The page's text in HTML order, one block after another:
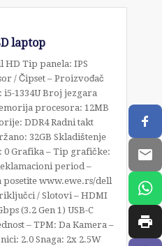
laptop
HD Tip panela: IPS
/ Čipset – Proizvođač
i5-1334U Broj jezgara
procesora: 12MB
DDR4 Radni takt
32GB Skladištenje
0 Grafika – Tip grafičke:
period –
posetite www.ewe.rs/dell
/ Slotovi – HDMI
(3.2 Gen 1) USB-C
– TPM: Da Kamera –
2.0 Snaga: 2x 2.5W